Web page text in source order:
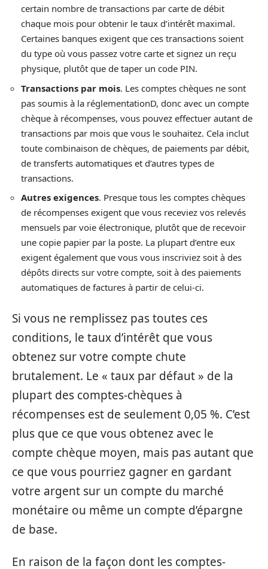
certain nombre de transactions par carte de débit
chaque mois pour obtenir le taux d’intérêt maximal.
Certaines banques exigent que ces transactions soient
du type où vous passez votre carte et signez un reçu
physique, plutôt que de taper un code PIN.
Transactions par mois. Les comptes chèques ne sont
pas soumis à la réglementationD, donc avec un compte
chèque à récompenses, vous pouvez effectuer autant de
transactions par mois que vous le souhaitez. Cela inclut
toute combinaison de chèques, de paiements par débit,
de transferts automatiques et d’autres types de
transactions.
Autres exigences. Presque tous les comptes chèques
de récompenses exigent que vous receviez vos relevés
mensuels par voie électronique, plutôt que de recevoir
une copie papier par la poste. La plupart d’entre eux
exigent également que vous vous inscriviez soit à des
dépôts directs sur votre compte, soit à des paiements
automatiques de factures à partir de celui-ci.
Si vous ne remplissez pas toutes ces
conditions, le taux d’intérêt que vous
obtenez sur votre compte chute
brutalement. Le « taux par défaut » de la
plupart des comptes-chèques à
récompenses est de seulement 0,05 %. C’est
plus que ce que vous obtenez avec le
compte chèque moyen, mais pas autant que
ce que vous pourriez gagner en gardant
votre argent sur un compte du marché
monétaire ou même un compte d’épargne
de base.
En raison de la façon dont les comptes-